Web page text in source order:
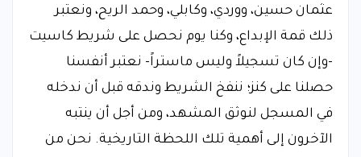
عثمان حسين، ووردي، وكابلي، وحمد الريح، ونعتبر
ذلك قمة الإبداع، وكنا يوم نحصل على شريط كاسيت
-وإن كان تسجيلاً وليس ماستراً- نعتبر أنفسنا
حصلنا على كنز؛ ننفخ الشريط وندقه قبل أن ندخله
في المسجل لنوثق المشهد، ومن أجل أن ينتبه
الآخرون إلى أهمية تلك اللحظة التاريخية. نحن من